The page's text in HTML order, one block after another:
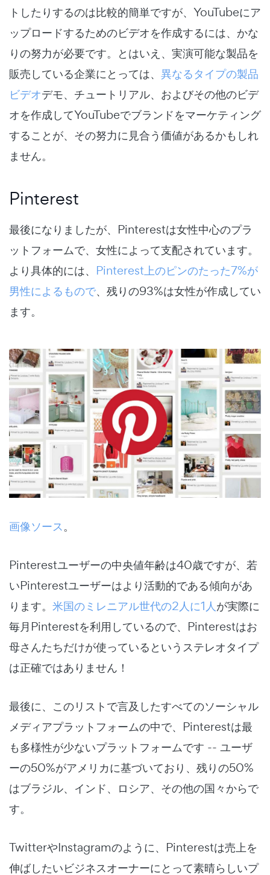
トしたりするのは比較的簡単ですが、YouTubeにア
ップロードするためのビデオを作成するには、かな
りの努力が必要です。とはいえ、実演可能な製品を
販売している企業にとっては、 異なるタイプの製品
ビデオデモ、チュートリアル、およびその他のビデ
オを作成してYouTubeでブランドをマーケティング
することが、その努力に見合う価値があるかもしれ
ません。
Pinterest
最後になりましたが、Pinterestは女性中心のプラ
ットフォームで、女性によって支配されています。
より具体的には、 Pinterest上のピンのたった7%が
男性によるもので、残りの93%は女性が作成してい
ます。
画像ソース。
Pinterestユーザーの中央値年齢は40歳ですが、若
いPinterestユーザーはより活動的である傾向があ
ります。 米国のミレニアル世代の2人に1人が実際に
毎月Pinterestを利用しているので、Pinterestはお
母さんたちだけが使っているというステレオタイプ
は正確ではありません！
最後に、このリストで言及したすべてのソーシャル
メディアプラットフォームの中で、Pinterestは最
も多様性が少ないプラットフォームです -- ユーザ
ーの50%がアメリカに基づいており、残りの50%
はブラジル、インド、ロシア、その他の国々からで
す。
TwitterやInstagramのように、Pinterestは売上を
伸ばしたいビジネスオーナーにとって素晴らしいプ